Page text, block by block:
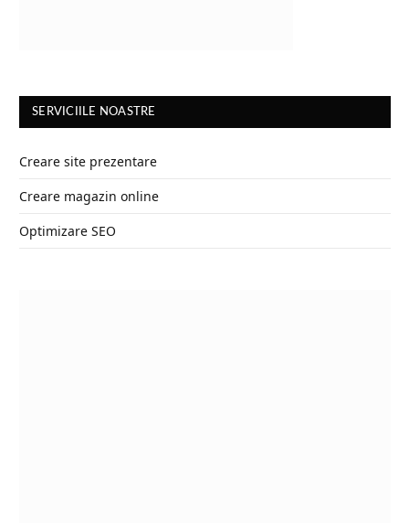
SERVICIILE NOASTRE
Creare site prezentare
Creare magazin online
Optimizare SEO